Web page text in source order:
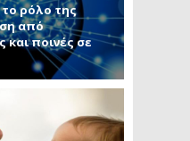
ρόλο της
από
και ποινές σε